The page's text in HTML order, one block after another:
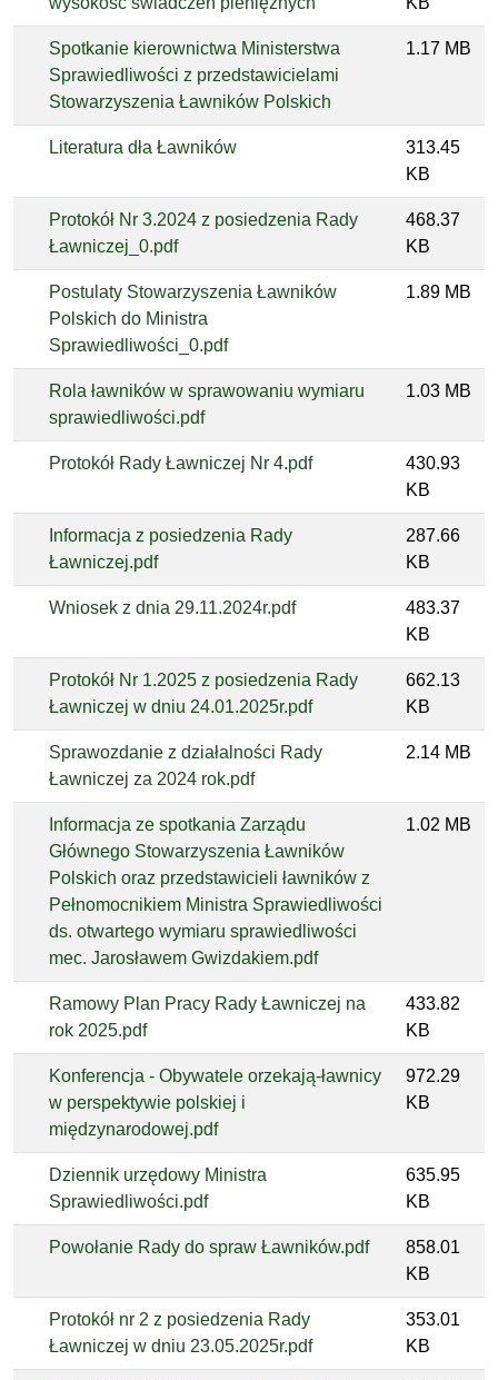
Spotkanie kierownictwa Ministerstwa
Sprawiedliwości z przedstawicielami
Stowarzyszenia Ławników Polskich
1.17 MB
Literatura dła Ławników
313.45
KB
Protokół Nr 3.2024 z posiedzenia Rady
Ławniczej_0.pdf
468.37
KB
Postulaty Stowarzyszenia Ławników
Polskich do Ministra
Sprawiedliwości_0.pdf
1.89 MB
Rola ławników w sprawowaniu wymiaru
sprawiedliwości.pdf
1.03 MB
Protokół Rady Ławniczej Nr 4.pdf
430.93
KB
Informacja z posiedzenia Rady
Ławniczej.pdf
287.66
KB
Wniosek z dnia 29.11.2024r.pdf
483.37
KB
Protokół Nr 1.2025 z posiedzenia Rady
Ławniczej w dniu 24.01.2025r.pdf
662.13
KB
Sprawozdanie z działalności Rady
Ławniczej za 2024 rok.pdf
2.14 MB
Informacja ze spotkania Zarządu
Głównego Stowarzyszenia Ławników
Polskich oraz przedstawicieli ławników z
Pełnomocnikiem Ministra Sprawiedliwości
ds. otwartego wymiaru sprawiedliwości
mec. Jarosławem Gwizdakiem.pdf
1.02 MB
Ramowy Plan Pracy Rady Ławniczej na
rok 2025.pdf
433.82
KB
Konferencja - Obywatele orzekają-ławnicy
w perspektywie polskiej i
międzynarodowej.pdf
972.29
KB
Dziennik urzędowy Ministra
Sprawiedliwości.pdf
635.95
KB
Powołanie Rady do spraw Ławników.pdf
858.01
KB
Protokół nr 2 z posiedzenia Rady
Ławniczej w dniu 23.05.2025r.pdf
353.01
KB